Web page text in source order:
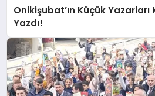
Onikişubat’ın Küçük Yazarları
Yazdı!